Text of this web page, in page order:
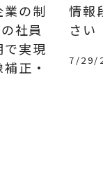
の制
社員
で実現
正・
情報
さい
7/29/